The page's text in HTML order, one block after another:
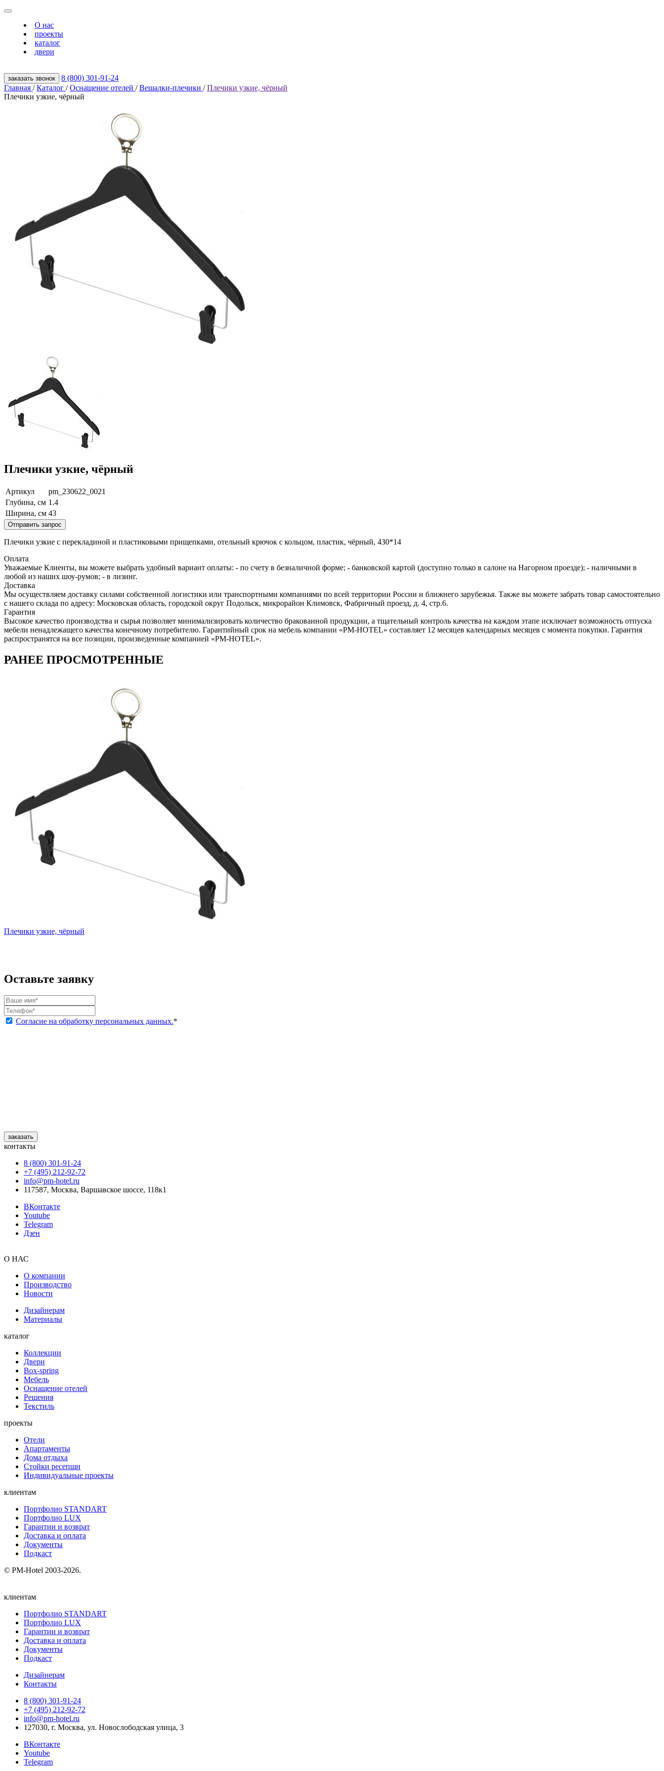
О нас
проекты
каталог
двери
заказать звонок
8 (800) 301‑91‑24
Главная / Каталог / Оснащение отелей / Вешалки-плечики / Плечики узкие, чёрный
Плечики узкие, чёрный
Плечики узкие, чёрный
Артикул
pm_230622_0021
Глубина, см 1.4
Ширина, см 43
Отправить запрос
Плечики узкие с перекладиной и пластиковыми прищепками, отельный крючок с кольцом, пластик, чёрный, 430*14
Оплата
Уважаемые Клиенты, вы можете выбрать удобный вариант оплаты: - по счету в безналичной форме; - банковской картой (доступно только в салоне на Нагорном проезде); - наличными в
любой из наших шоу-румов; - в лизинг.
Доставка
Мы осуществляем доставку силами собственной логистики или транспортными компаниями по всей территории России и ближнего зарубежья. Также вы можете забрать товар самостоятельно
с нашего склада по адресу: Московская область, городcкой округ Подольск, микрорайон Климовск, Фабричный проезд, д. 4, стр.6.
Гарантия
Высокое качество производства и сырья позволяет минимализировать количество бракованной продукции, а тщательный контроль качества на каждом этапе исключает возможность отпуска
мебели ненадлежащего качества конечному потребителю. Гарантийный срок на мебель компании «PM-HOTEL» составляет 12 месяцев календарных месяцев с момента покупки. Гарантия
распространятся на все позиции, произведенные компанией «PM-HOTEL».
РАНЕЕ ПРОСМОТРЕННЫЕ
Плечики узкие, чёрный
Оставьте заявку
Согласие на обработку персональных данных.*
заказать
контакты
8 (800) 301‑91‑24
+7 (495) 212‑92‑72
info@pm-hotel.ru
117587, Москва, Варшавское шоссе, 118к1
ВКонтакте
Youtube
Telegram
Дзен
О НАС
О компании
Производство
Новости
Дизайнерам
Материалы
каталог
Коллекции
Двери
Box-spring
Мебель
Оснащение отелей
Решения
Текстиль
проекты
Отели
Апартаменты
Дома отдыха
Стойки ресепшн
Индивидуальные проекты
клиентам
Портфолио STANDART
Портфолио LUX
Гарантии и возврат
Доставка и оплата
Документы
Подкаст
© PM-Hotel 2003-2026.
клиентам
Портфолио STANDART
Портфолио LUX
Гарантии и возврат
Доставка и оплата
Документы
Подкаст
Дизайнерам
Контакты
8 (800) 301‑91‑24
+7 (495) 212‑92‑72
info@pm-hotel.ru
127030, г. Москва, ул. Новослободская улица, 3
ВКонтакте
Youtube
Telegram